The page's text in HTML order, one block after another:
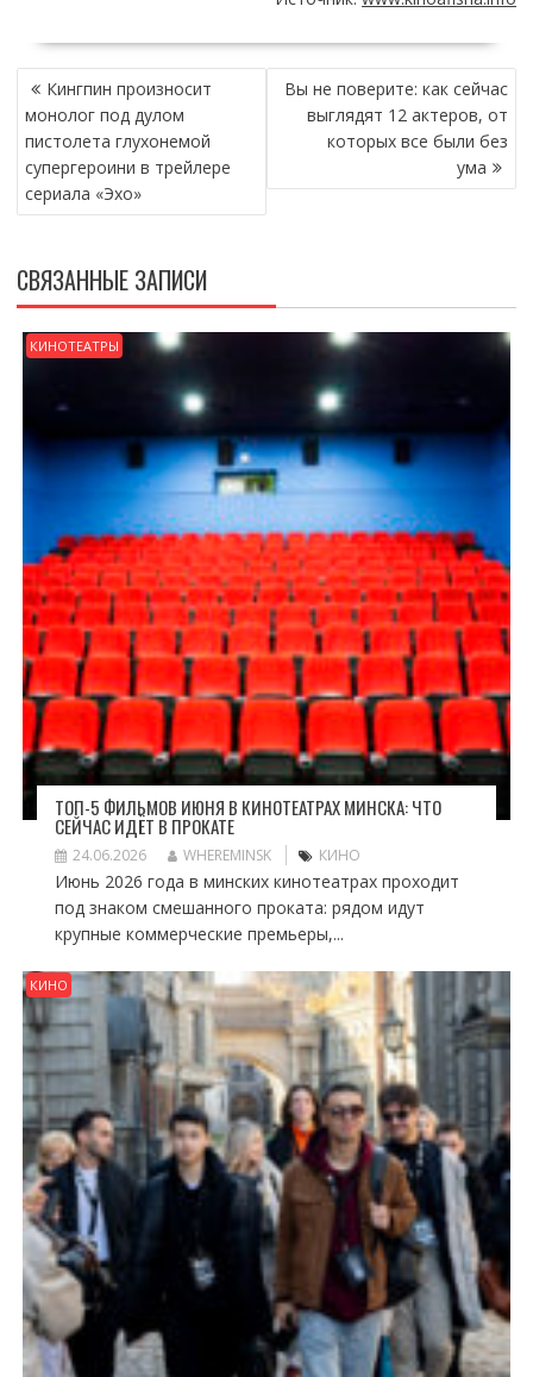
НАВИГАЦИЯ
ПО
ЗАПИСЯМ
Кингпин произносит
монолог под дулом
пистолета глухонемой
супергероини в трейлере
сериала «Эхо»
Вы не поверите: как сейчас
выглядят 12 актеров, от
которых все были без
ума
СВЯЗАННЫЕ ЗАПИСИ
КИНОТЕАТРЫ
ТОП-5 ФИЛЬМОВ ИЮНЯ В КИНОТЕАТРАХ МИНСКА: ЧТО
СЕЙЧАС ИДЁТ В ПРОКАТЕ
24.06.2026 WHEREMINSK КИНО
Июнь 2026 года в минских кинотеатрах проходит
под знаком смешанного проката: рядом идут
крупные коммерческие премьеры,...
КИНО